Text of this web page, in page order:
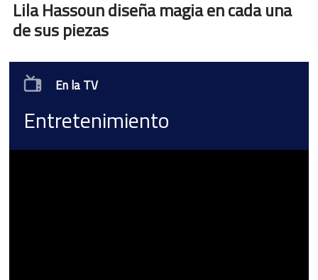
Lila Hassoun diseña magia en cada una
de sus piezas
En la TV
Entretenimiento